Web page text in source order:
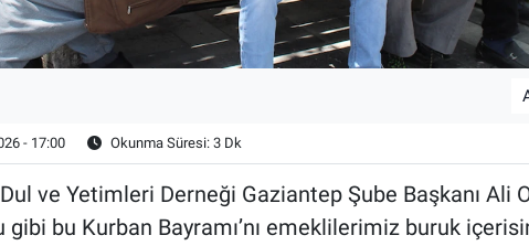
- 17:00 Okunma Süresi: 3 Dk
ve Yetimleri Derneği Gaziantep Şube Başkanı Ali
gibi bu Kurban Bayramı’nı emeklilerimiz buruk